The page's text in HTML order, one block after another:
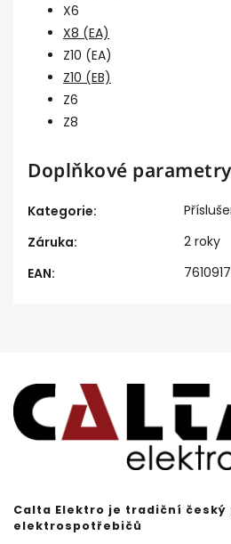
X6
X8 (EA)
Z10 (EA)
Z10 (EB)
Z6
Z8
Doplňkové parametry
Kategorie:
Záruka:
2 roky
EAN:
Calta Elektro je tradiční český
elektrospotřebičů